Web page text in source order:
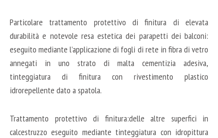
Particolare trattamento protettivo di finitura di elevata
durabilità e notevole resa estetica dei parapetti dei balconi:
eseguito mediante l’applicazione di fogli di rete in fibra di vetro
annegati in uno strato di malta cementizia adesiva,
tinteggiatura di finitura con rivestimento plastico
idrorepellente dato a spatola.
Trattamento protettivo di finitura:delle altre superfici in
calcestruzzo eseguito mediante tinteggiatura con idropittura